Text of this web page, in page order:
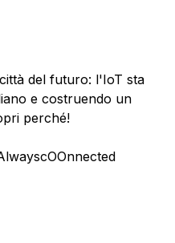
del futuro: l'IoT sta
e costruendo un
perché!